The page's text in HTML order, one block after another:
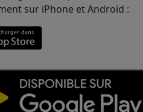
sur iPhone et Android :